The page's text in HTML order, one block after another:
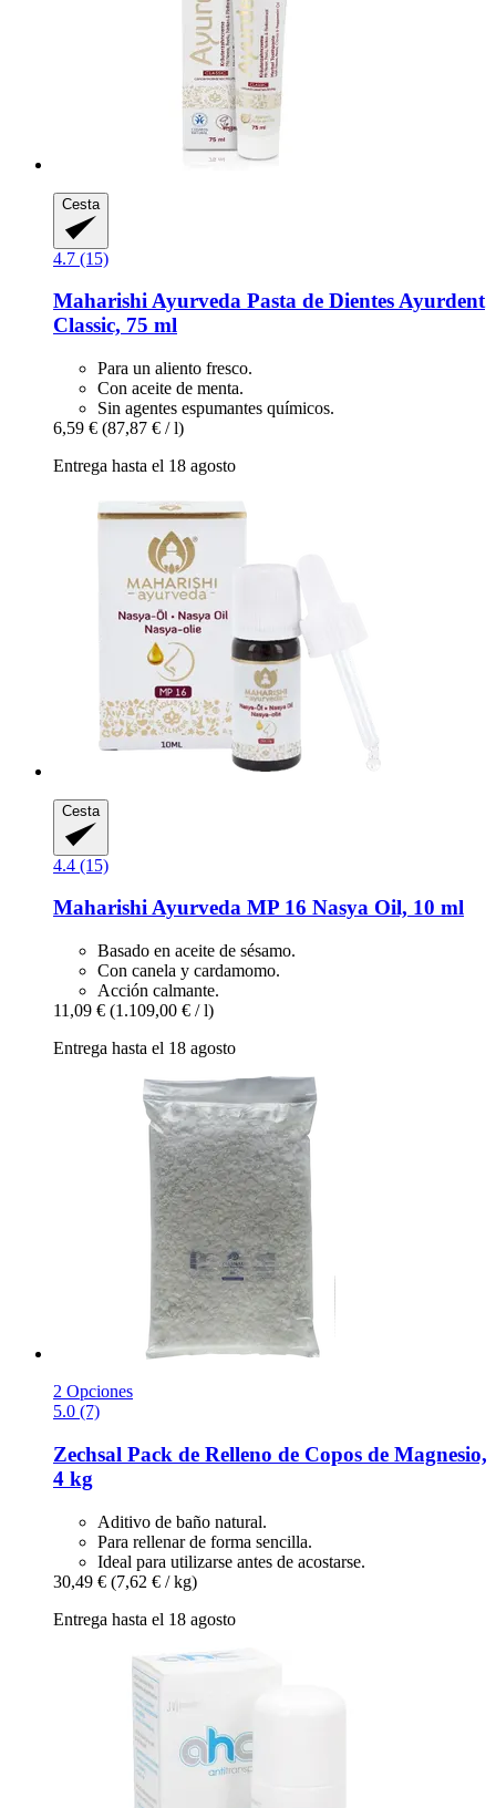
Cesta
4.7 (15)
Maharishi Ayurveda Pasta de Dientes Ayurdent
Classic, 75 ml
Para un aliento fresco.
Con aceite de menta.
Sin agentes espumantes químicos.
6,59 € (87,87 € / l)
Entrega hasta el 18 agosto
Cesta
4.4 (15)
Maharishi Ayurveda MP 16 Nasya Oil, 10 ml
Basado en aceite de sésamo.
Con canela y cardamomo.
Acción calmante.
11,09 € (1.109,00 € / l)
Entrega hasta el 18 agosto
2 Opciones
5.0 (7)
Zechsal Pack de Relleno de Copos de Magnesio,
4 kg
Aditivo de baño natural.
Para rellenar de forma sencilla.
Ideal para utilizarse antes de acostarse.
30,49 € (7,62 € / kg)
Entrega hasta el 18 agosto